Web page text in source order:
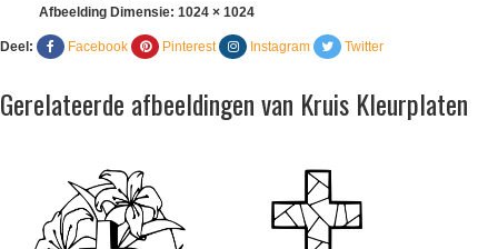
Afbeelding Dimensie: 1024 × 1024
Deel: Facebook Pinterest Instagram Twitter
Gerelateerde afbeeldingen van Kruis Kleurplaten